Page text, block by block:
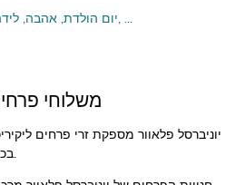
יום הולדת, אהבה, לידה, תודה, אבל, ...
משלוחי
יוניברסל פלאוור מספקת זרי פרחים
בכל מקום במדיירה תוך 24 שעות.